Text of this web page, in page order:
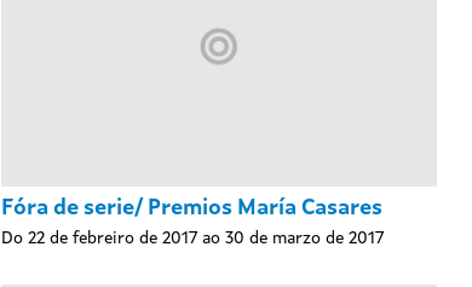
Fóra de serie/ Premios María Casares
Do 22 de febreiro de 2017 ao 30 de marzo de 2017